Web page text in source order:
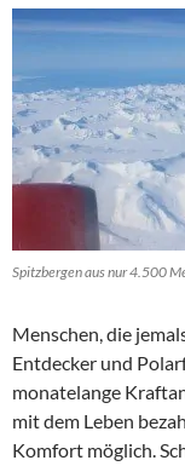
Spitzbergen aus nur 4.500
Menschen, die
Entdecker und
monatelange
mit dem Leben
Komfort möglich.